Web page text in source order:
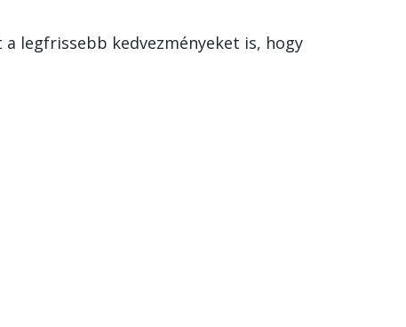
legfrissebb kedvezményeket is, hogy